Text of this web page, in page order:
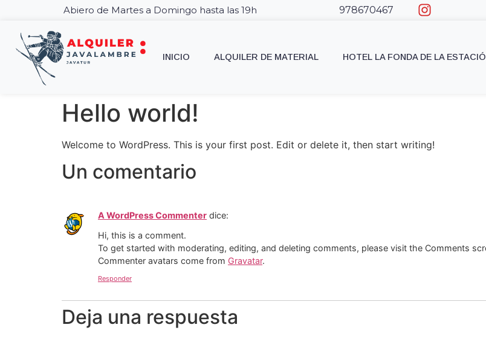
Abiero de Martes a Domingo hasta las 19h 978670467
INICIO ALQUILER DE MATERIAL HOTEL LA FONDA DE LA
Hello world!
Welcome to WordPress. This is your first post. Edit or delete it, then start writing!
Un comentario
A WordPress Commenter dice:
Hi, this is a comment.
To get started with moderating, editing, and deleting comments, please visit the Comments
Commenter avatars come from Gravatar.
Responder
Deja una respuesta